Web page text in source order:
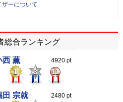
ザーについて
総合ランキング
西 薫 4920 pt
1 3 11
田 宗就 2480 pt